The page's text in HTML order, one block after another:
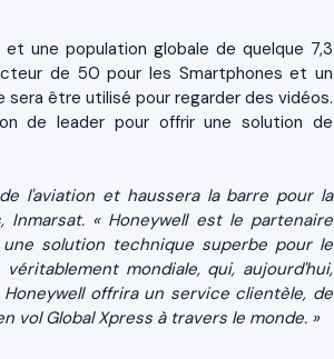
une population globale de quelque 7,3
de 50 pour les Smartphones et un
être utilisé pour regarder des vidéos.
de leader pour offrir une solution de
l'aviation et haussera la barre pour la
Inmarsat. « Honeywell est le partenaire
solution technique superbe pour le
mondiale, qui, aujourd'hui,
offrira un service clientèle, de
Global Xpress à travers le monde. »